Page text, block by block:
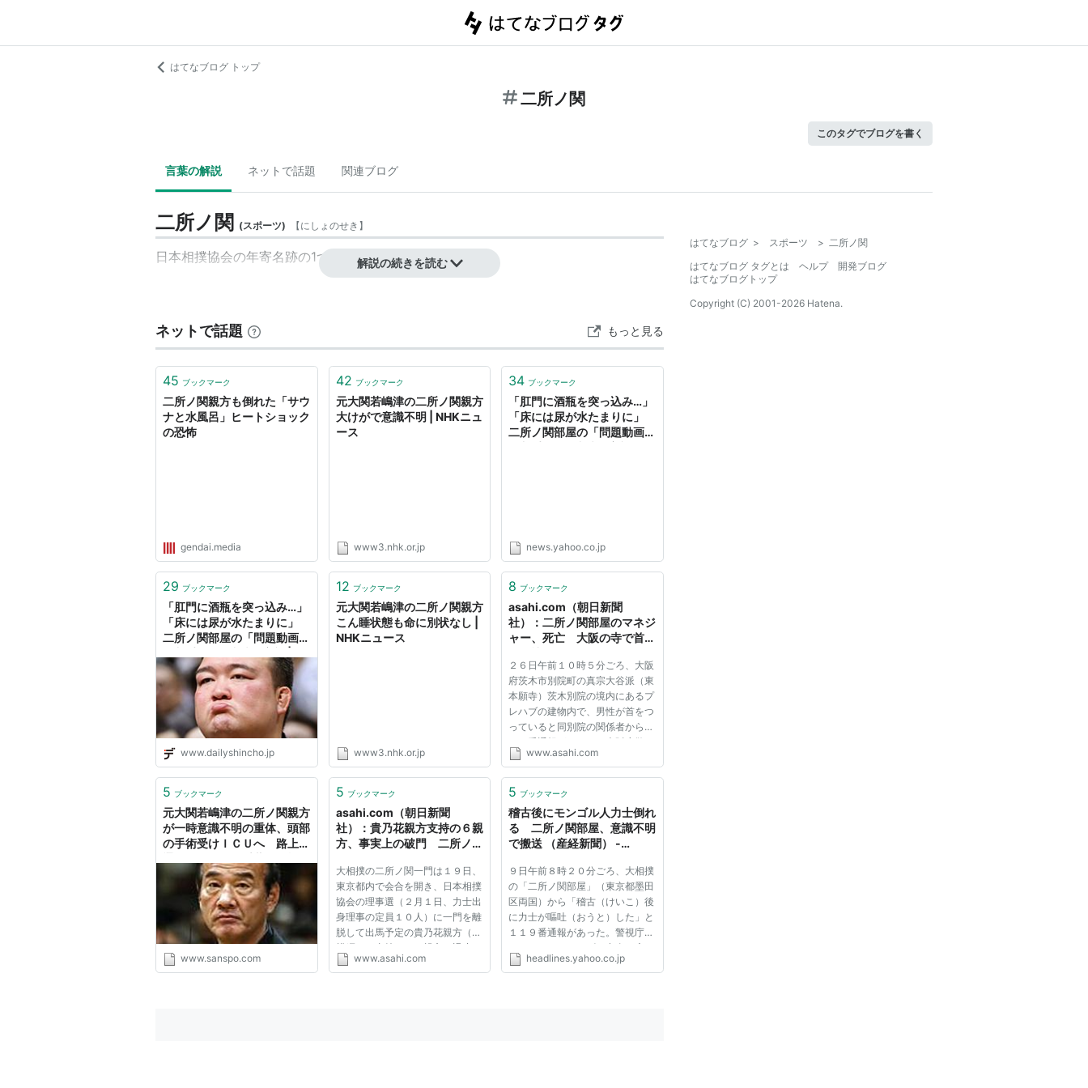
はてなブログ トップ
二所ノ関
このタグでブログを書く
言葉の解説 ネットで話題 関連ブログ
二所ノ関 (スポーツ) 【にしょのせき 】
日本相撲協会の年寄名跡の1つ。 解説の続きを読む
ネットで話題 もっと見る
45 ブックマーク
二所ノ関親方も倒れた「サウ
ナと水風呂」ヒートショック
の恐怖
gendai.media
42 ブックマーク
元大関若嶋津の二所ノ関親方
大けがで意識不明 | NHKニュ
ース
www3.nhk.or.jp
34 ブックマーク
「肛門に酒瓶を突っ込み…」
「床には尿が水たまりに」
二所ノ関部屋の「問題動画」
news.yahoo.co.jp
29 ブックマーク
「肛門に酒瓶を突っ込み…」
「床には尿が水たまりに」
二所ノ関部屋の「問題動画」
イリー新潮
www.dailyshincho.jp
12 ブックマーク
元大関若嶋津の二所ノ関親方
こん睡状態も命に別状なし |
NHKニュース
www3.nhk.or.jp
8 ブックマーク
asahi.com（朝日新聞
社）：二所ノ関部屋のマネジ
ャー、死亡 大阪の寺で首つ
２６日午前１０時５分ごろ、大阪
府茨木市別院町の真宗大谷派（東
本願寺）茨木別院の境内にあるプ
レハブの建物内で、男性が首をつ
っていると同別院の関係者から１
１０番通報があった。大阪府警に
よると、男性ははりにひもをかけ
でに死亡していたという。 茨
木署によると、同別院は数日前...
www.asahi.com
5 ブックマーク
元大関若嶋津の二所ノ関親方
が一時意識不明の重体、頭部
の手術受けＩＣＵへ 路上で
スポーツ -
SANSPO.COM（サンスポ）
www.sanspo.com
5 ブックマーク
asahi.com（朝日新聞
社）：貴乃花親方支持の６親
方、事実上の破門 二所ノ関
大相撲の二所ノ関一門は１９日、
東京都内で会合を開き、日本相撲
協会の理事選（２月１日、力士出
身理事の定員１０人）に一門を離
脱して出馬予定の貴乃花親方（元
横綱）を支持する６親方に退席を
求め、事実上の破門とした。これ
www.asahi.com
5 ブックマーク
稽古後にモンゴル人力士倒れ
る 二所ノ関部屋、意識不明
で搬送 （産経新聞） -
９日午前８時２０分ごろ、大相撲
の「二所ノ関部屋」（東京都墨田
区両国）から「稽古（けいこ）後
に力士が嘔吐（おうと）した」と
１１９番通報があった。警視庁な
どによると、モンゴル出身で序二
段の釼剛（けんごう）（１８）＝
headlines.yahoo.co.jp
はてなブログ > スポーツ > 二所ノ関
はてなブログ タグとは
ヘルプ
開発ブログ
はてなブログトップ
Copyright (C) 2001-2026 Hatena.